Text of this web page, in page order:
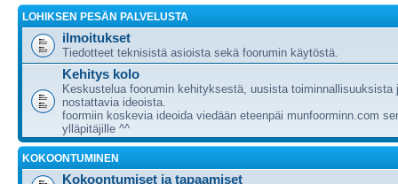
LOHIKSEN PESÄN PALVELUSTA
ilmoitukset
Tiedotteet teknisistä asioista sekä foorumin käytöstä.
Kehitys kolo
Keskustelua foorumin kehityksestä, uusista toiminnallisuuksista
nostattavia ideoista.
foormiin koskevia ideoida viedään eteenpäi munfoorminn.com
ylläpitäjille ^^
KOKOONTUMINEN
Kokoontumiset ja tapaamiset